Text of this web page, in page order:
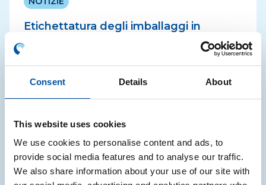
Consent Details About
This website uses cookies
We use cookies to personalise content and ads, to
provide social media features and to analyse our traffic.
We also share information about your use of our site with
Etichettatura degli imballaggi in
Francia, Spagna e Germania:
aggiornamenti note informative CONAI
CONAI ha aggiornate le note informative relative
agli obblighi di etichettatura in Francia, Spagna e